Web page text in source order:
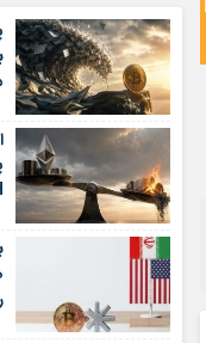
ایتا
آپارات
رمز عبور
مرا به خاطر بسپار
صنعت خودرو
گردشگری و هنر